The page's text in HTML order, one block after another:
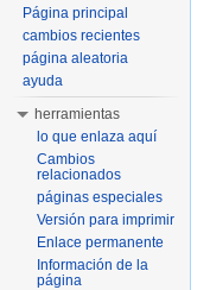
Página principal
cambios recientes
página aleatoria
ayuda
herramientas
lo que enlaza aquí
Cambios
relacionados
páginas especiales
Versión para imprimir
Enlace permanente
Información de la
página